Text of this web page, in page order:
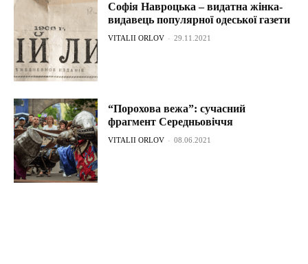
Софія Навроцька – видатна жінка-
видавець популярної одеської газети
VITALII ORLOV - 29.11.2021
“Порохова вежа”: сучасний
фрагмент Середньовіччя
VITALII ORLOV - 08.06.2021